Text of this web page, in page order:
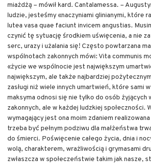
miażdżą – mówił kard. Cantalamessa. –
ludzie, jesteśmy «naczyniami glinianymi, które
lutea vasa quae faciunt invicem angustias.
czynić tę sytuację środkiem uświęcenia, a nie
serc, urazy i użalania się! Często powtarzana
wspólnotach zakonnych mówi: Vita communis
«życie we wspólnocie jest największym
największym, ale także najbardziej
zasługi niż wiele innych umartwień, które sami
maksyma odnosi się nie tylko do osób żyjących
zakonnych, ale w każdej ludzkiej społeczności.
wymagający jest ona moim zdaniem
trzeba być pełnym podziwu dla małżeństwa
do śmierci. Poświęcenie całego życia, dnia i
wolą, charakterem, wrażliwością i grymasami
zwłaszcza w społeczeństwie takim jak nasze,